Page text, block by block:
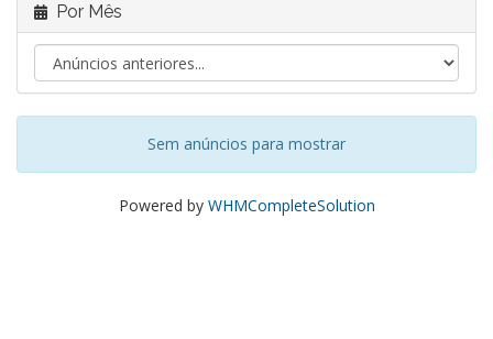
Por Mês
Sem anúncios para mostrar
Powered by WHMCompleteSolution